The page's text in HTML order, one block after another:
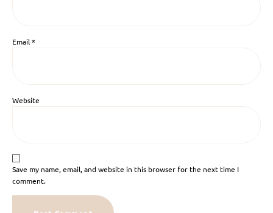
Email*
Website
Save my name, email, and website in this browser for the next time I
comment.